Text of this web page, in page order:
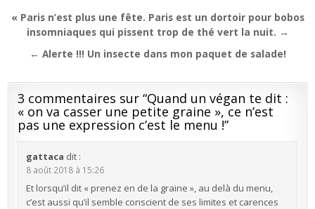
Navigation
de
l’article
« Paris n’est plus une fête. Paris est un dortoir pour bobos
insomniaques qui pissent trop de thé vert la nuit. →
← Alerte !!! Un insecte dans mon paquet de salade!
3 commentaires sur “Quand un végan te dit :
« on va casser une petite graine », ce n’est
pas une expression c’est le menu !”
gattaca dit :
8 août 2018 à 15:26
Et lorsqu’il dit « prenez en de la graine », au delà du menu,
c’est aussi qu’il semble conscient de ses limites et carences